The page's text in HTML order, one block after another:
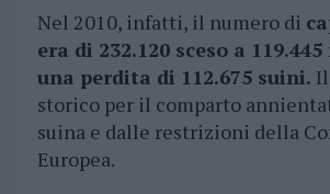
Nel 2010, infatti, il numero di
era di 232.120 sceso a
una perdita di 112.675 suini.
storico per il comparto
suina e dalle restrizioni della
Europea.